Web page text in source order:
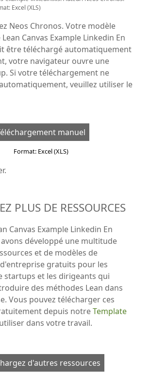
Excel (XLS)
Neos Chronos. Votre modèle
Canvas Example Linkedin En
être téléchargé automatiquement
votre navigateur ouvre une
Si votre téléchargement ne
veuillez utiliser le
manuel
Format: Excel (XLS)
PLUS DE RESSOURCES
Canvas Example Linkedin En
développé une multitude
et de modèles de
gratuits pour les
startups et les dirigeants qui
des méthodes Lean dans
Vous pouvez télécharger ces
depuis notreTemplate
dans votre travail.
d'autres ressources